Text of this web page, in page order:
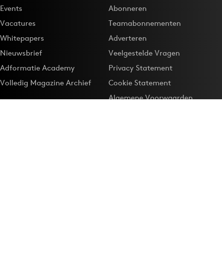
Events
Vacatures
Whitepapers
Nieuwsbrief
Adformatie Academy
Volledig Magazine Archief
Abonneren
Teamabonnementen
Adverteren
Veelgestelde Vragen
Privacy Statement
Cookie Statement
Algemene Voorwaarden